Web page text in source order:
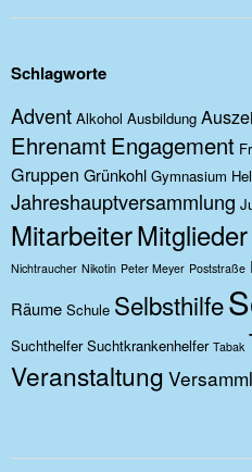
Schlagworte
Advent Alkohol Ausbildung
EhrenamtEngagement
Gruppen Grünkohl Gymnasium
Jahreshauptversammlung
MitarbeiterMitglieder
Nichtraucher Nikotin Peter Meyer Poststraße
Räume Schule Selbsthilfe
Suchthelfer Suchtkrankenhelfer Tabak
Veranstaltung